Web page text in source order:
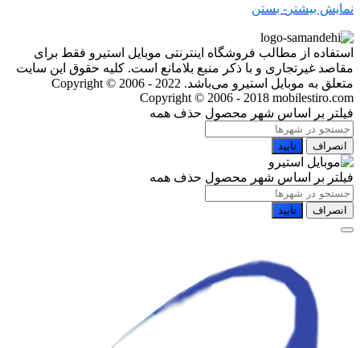
نمایش بیشتر - بستن
استفاده از مطالب فروشگاه اینترنتی موبایل استیرو فقط برای
مقاصد غیرتجاری و با ذکر منبع بلامانع است. کلیه حقوق این سایت
متعلق به موبایل استیرو می‌باشد. Copyright © 2006 - 2022
Copyright © 2006 - 2018 mobilestiro.com
فیلتر بر اساس شهر محصول حذف همه
انصراف تایید
فیلتر بر اساس شهر محصول حذف همه
انصراف تایید